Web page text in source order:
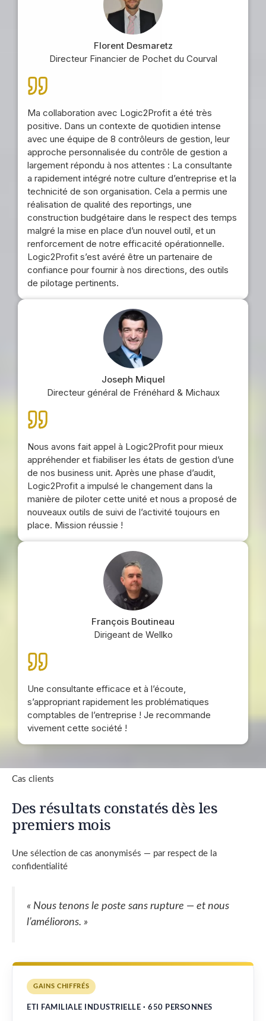
Florent Desmaretz
Directeur Financier de Pochet du Courval
Ma collaboration avec Logic2Profit a été très
positive. Dans un contexte de quotidien intense
avec une équipe de 8 contrôleurs de gestion, leur
approche personnalisée du contrôle de gestion a
largement répondu à nos attentes : La consultante
a rapidement intégré notre culture d’entreprise et la
technicité de son organisation. Cela a permis une
réalisation de qualité des reportings, une
construction budgétaire dans le respect des temps
malgré la mise en place d’un nouvel outil, et un
renforcement de notre efficacité opérationnelle.
Logic2Profit s’est avéré être un partenaire de
confiance pour fournir à nos directions, des outils
de pilotage pertinents.
Joseph Miquel
Directeur général de Frénéhard & Michaux
Nous avons fait appel à Logic2Profit pour mieux
appréhender et fiabiliser les états de gestion d’une
de nos business unit. Après une phase d’audit,
Logic2Profit a impulsé le changement dans la
manière de piloter cette unité et nous a proposé de
nouveaux outils de suivi de l’activité toujours en
place. Mission réussie !
François Boutineau
Dirigeant de Wellko
Une consultante efficace et à l’écoute,
s’appropriant rapidement les problématiques
comptables de l’entreprise ! Je recommande
vivement cette société !
Cas clients
Des résultats constatés dès les
premiers mois
Une sélection de cas anonymisés — par respect de la
confidentialité
« Nous tenons le poste sans rupture — et nous
l’améliorons. »
GAINS CHIFFRÉS
ETI FAMILIALE INDUSTRIELLE · 650 PERSONNES